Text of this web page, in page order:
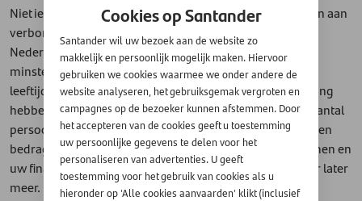
Niet iedereen kan zomaar geld lenen, er zijn voorwaarden aan
verbonden die belangrijk zijn. U moet bijvoorbeeld in
Nederland wonen, over een vast inkomen beschikken,
minstens achttien jaar zijn, de lening vóór een bepaalde
leeftijd af kunnen lossen en een Nederlandse bankrekening
hebben. De kredietverstrekker kijkt daarnaast naar een aantal
persoonsgebonden factoren die de hoogte van het te lenen
bedrag mede bepalen, waarvan de hoogte van uw inkomen en
uw financiële lasten de belangrijkste zijn - maar daarover later
meer.
Cookies op Santander
Santander wil uw bezoek aan de website zo
makkelijk en persoonlijk mogelijk maken. Hiervoor
gebruiken we cookies waarmee we onder andere de
website analyseren, het gebruiksgemak vergroten en
campagnes op de bezoeker kunnen afstemmen. Door
het accepteren van de cookies geeft u toestemming
uw persoonlijke gegevens te delen voor het
personaliseren van advertenties. U geeft
toestemming voor het gebruik van cookies als u
hieronder op 'Alle cookies aanvaarden' klikt (inclusief